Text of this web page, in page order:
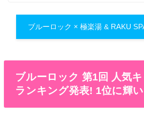
ブルーロック × 極楽湯 & RAKU
ブルーロック 第1回 人気
ランキング発表! 1位に輝